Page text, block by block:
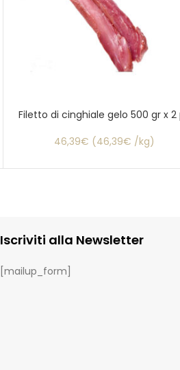
Filetto di cinghiale gelo 500 gr x 2
46,39€ (46,39€ /kg)
Iscriviti alla Newsletter
[mailup_form]